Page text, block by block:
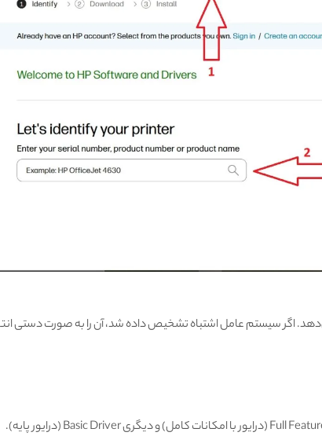
اگر سیستم عامل اشتباه تشخیص داده شد، آن را به صورت دستی